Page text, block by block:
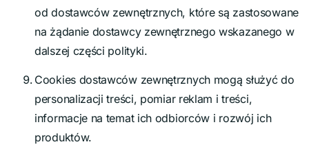
od dostawców zewnętrznych, które są zastosowane
na żądanie dostawcy zewnętrznego wskazanego w
dalszej części polityki.
Cookies dostawców zewnętrznych mogą służyć do
personalizacji treści, pomiar reklam i treści,
informacje na temat ich odbiorców i rozwój ich
produktów.